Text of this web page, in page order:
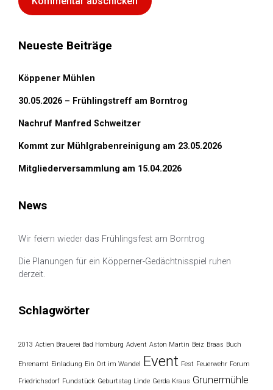
Neueste Beiträge
Köppener Mühlen
30.05.2026 – Frühlingstreff am Borntrog
Nachruf Manfred Schweitzer
Kommt zur Mühlgrabenreinigung am 23.05.2026
Mitgliederversammlung am 15.04.2026
News
Wir feiern wieder das Frühlingsfest am Borntrog
Die Planungen für ein Köpperner-Gedächtnisspiel ruhen
derzeit.
Schlagwörter
2013 Actien Brauerei Bad Homburg Advent Aston Martin Beiz Braas Buch
Ehrenamt Einladung Ein Ort im Wandel Event Fest Feuerwehr Forum
Friedrichsdorf Fundstück Geburtstag Linde Gerda Kraus Grunermühle